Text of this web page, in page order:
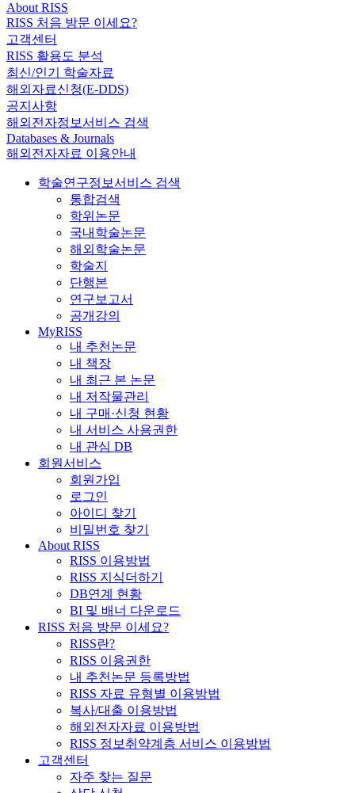
About RISS
RISS 처음 방문 이세요?
고객센터
RISS 활용도 분석
최신/인기 학술자료
해외자료신청(E-DDS)
공지사항
해외전자정보서비스 검색
Databases & Journals
해외전자자료 이용안내
학술연구정보서비스 검색
통합검색
학위논문
국내학술논문
해외학술논문
학술지
단행본
연구보고서
공개강의
MyRISS
내 추천논문
내 책장
내 최근 본 논문
내 저작물관리
내 구매·신청 현황
내 서비스 사용권한
내 관심 DB
회원서비스
회원가입
로그인
아이디 찾기
비밀번호 찾기
About RISS
RISS 이용방법
RISS 지식더하기
DB연계 현황
BI 및 배너 다운로드
RISS 처음 방문 이세요?
RISS란?
RISS 이용권한
내 추천논문 등록방법
RISS 자료 유형별 이용방법
복사/대출 이용방법
해외전자자료 이용방법
RISS 정보취약계층 서비스 이용방법
고객센터
자주 찾는 질문